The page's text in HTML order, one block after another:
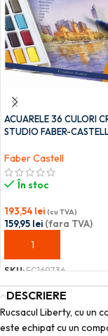
ACUARELE 36 CULORI
STUDIO FABER-
Faber Castell
În stoc
193,54 lei (cu TVA)
159,95 lei (fara TVA)
ADAUGĂ ÎN COȘ
SKU:FC169736
DESCRIERE
Rucsacul Liberty, cu un
este echipat cu un